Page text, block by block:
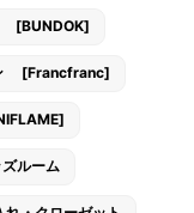
[BUNDOK]
[Francfranc]
ルーム